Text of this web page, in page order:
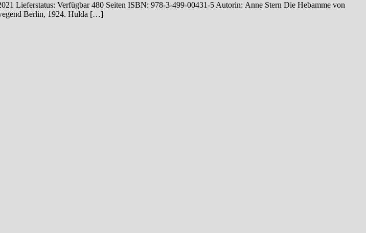
Lieferstatus: Verfügbar 480 Seiten ISBN: 978-3-499-00431-5 Autorin: Anne Stern Die Hebamme von
Berlin, 1924. Hulda […]